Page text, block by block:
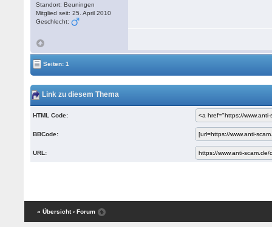
Standort: Beuningen
Mitglied seit: 25. April 2010
Geschlecht:
Seiten: 1
Link zu diesem Thema
HTML Code:
BBCode:
URL:
« Übersicht ‹ Forum